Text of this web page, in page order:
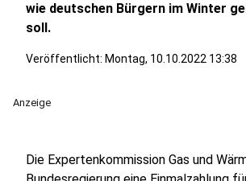
wie deutschen Bürgern im Winter
soll.
Veröffentlicht: Montag, 10.10.2022 13:38
Anzeige
Die Expertenkommission Gas und